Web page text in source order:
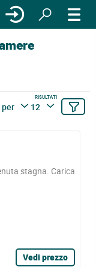
per
RISULTATI
12
stagna. Carica
Vedi prezzo